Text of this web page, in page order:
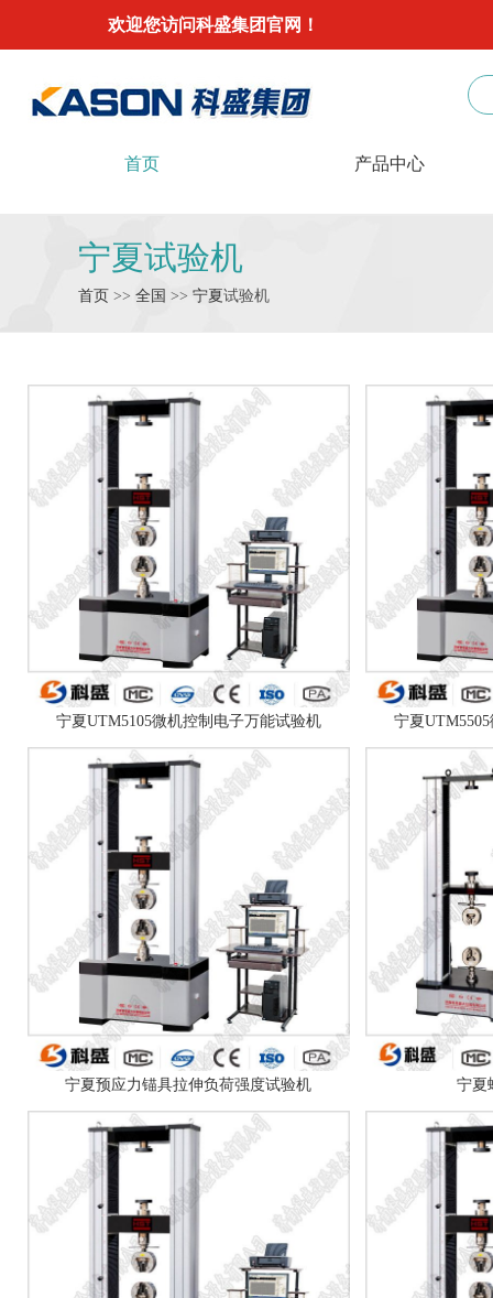
欢迎您访问科盛集团官网！
首页 产品中心
宁夏试验机
首页 >>全国 >>宁夏试验机
宁夏UTM5105微机控制电子万能试验机 宁夏
宁夏预应力锚具拉伸负荷强度试验机 宁夏